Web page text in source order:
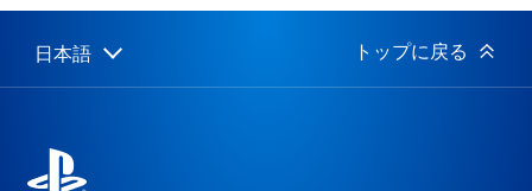
日:
Select
a
Current
region:
日本語 トップに戻る